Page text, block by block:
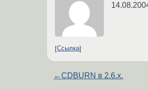
Ссылка
←CDBURN в 2.6.x.